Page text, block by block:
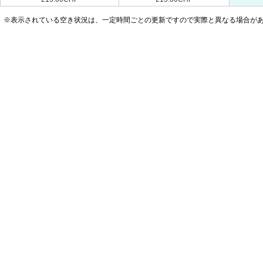
※表示されている空き状況は、一定時間ごとの更新ですので実際と異なる場合があ